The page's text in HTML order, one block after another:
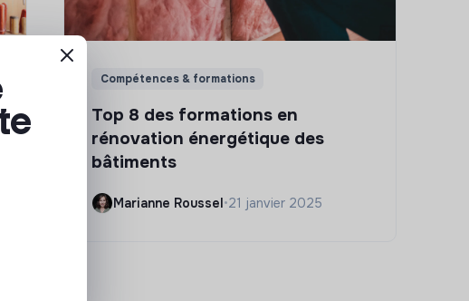
Compétences & formations
Top 8 des formations en
rénovation énergétique des
bâtiments
Marianne Roussel•21 janvier 2025